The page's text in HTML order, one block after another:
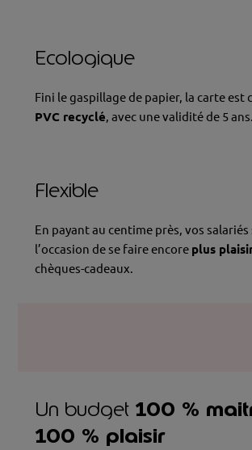
Ecologique
Fini le gaspillage de papier, la carte est
PVC recyclé, avec une validité de 5 ans.
Flexible
En payant au centime près, vos
l’occasion de se faire encore plus
chèques-cadeaux.
Un budget 100 %
100 % plaisir